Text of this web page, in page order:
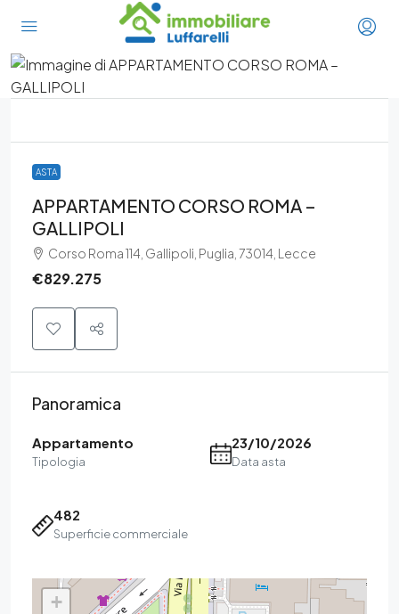
ASTA
APPARTAMENTO CORSO ROMA –
GALLIPOLI
Corso Roma 114, Gallipoli, Puglia, 73014, Lecce
€829.275
Panoramica
Appartamento
Tipologia
23/10/2026
Data asta
482
Superficie commerciale
+